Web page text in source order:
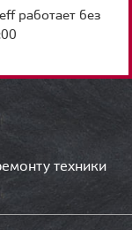
работает без
техники